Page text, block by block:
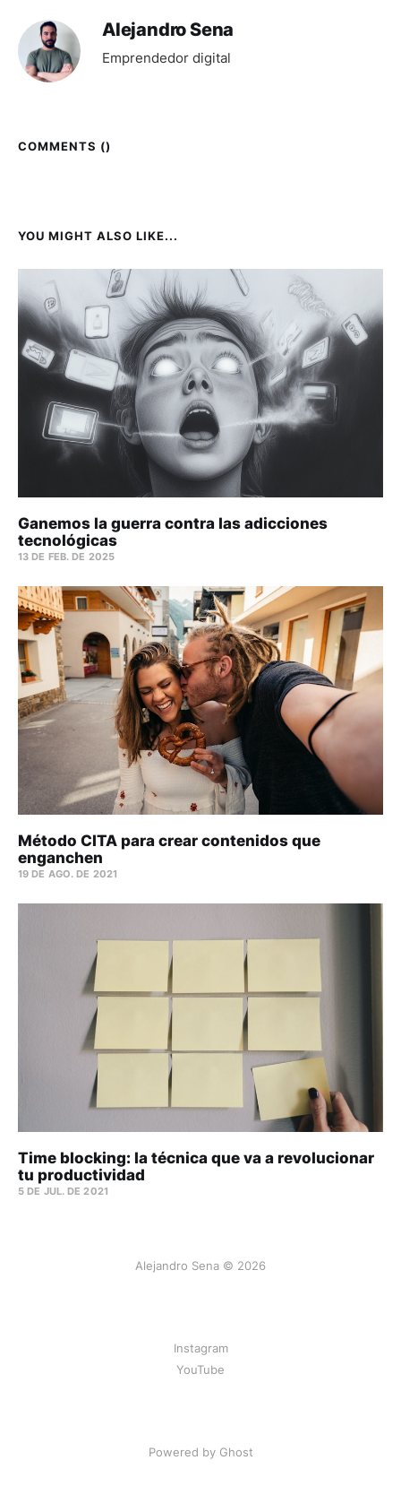
Alejandro Sena
Emprendedor digital
COMMENTS ()
YOU MIGHT ALSO LIKE...
Ganemos la guerra contra las adicciones
tecnológicas
13 DE FEB. DE 2025
Método CITA para crear contenidos que
enganchen
19 DE AGO. DE 2021
Time blocking: la técnica que va a revolucionar
tu productividad
5 DE JUL. DE 2021
Alejandro Sena © 2026
Instagram
YouTube
Powered by Ghost